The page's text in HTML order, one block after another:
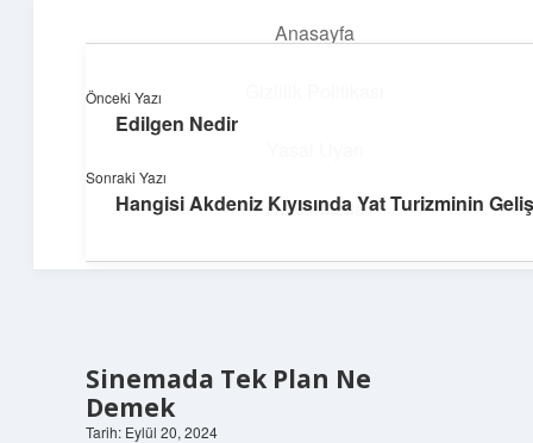
Anasayfa
Hakkımızda
Enerji Dolu Fikirler
Hayatına güç katan neşeli öneriler!
Sinemada Tek Plan Ne
Demek
Tarih: Eylül 20, 2024
Önceki Yazı
Edilgen Nedir
Sonraki Yazı
Hangisi Akdeniz Kıyısında Yat Turizminin